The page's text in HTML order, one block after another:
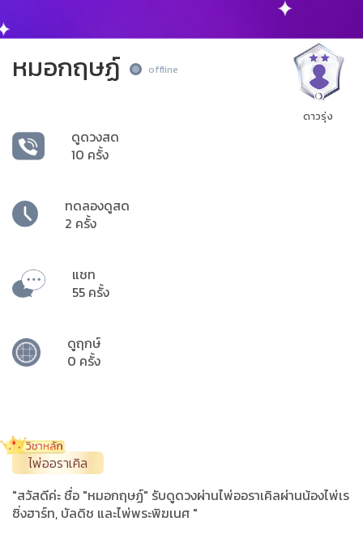
หมอกฤษฏ์ offline
ดูดวงสด
10 ครั้ง
ทดลองดูสด
2 ครั้ง
แชท
55 ครั้ง
ดูฤกษ์
0 ครั้ง
ดาวรุ่ง
ไพ่ออราเคิล
"สวัสดีค่ะ ชื่อ "หมอกฤษฏ์" รับดูดวงผ่านไพ่ออราเคิลผ่านน้องไพ่เร
ซิ่งฮาร์ท, บัลดิช และไพ่พระพิฆเนศ "